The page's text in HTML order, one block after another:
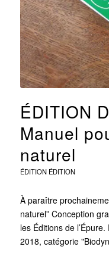
ÉDITION
Manuel
naturel
ÉDITION ÉDITION
À paraître
naturel” Conception
les Éditions de
2018, catégorie